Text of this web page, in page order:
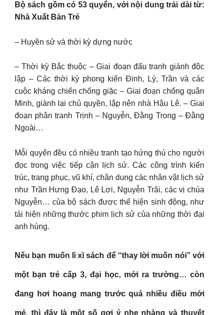
Bộ sách gồm có 53 quyển, với nội dung trải dài từ:
Nhà Xuất Bản Trẻ
– Huyền sử và thời kỳ dựng nước
– Thời kỳ Bắc thuộc – Giai đoạn đấu tranh giành độc
lập – Các thời kỳ phong kiến Đinh, Lý, Trần và các
cuộc kháng chiến chống giặc – Giai đoạn chống quân
Minh, giành lại chủ quyền, lập nên nhà Hậu Lê. – Giai
đoạn phân tranh Trịnh – Nguyễn, Đằng Trong – Đằng
Ngoài…
Mỗi quyển đều có nhiều tranh tạo hứng thú cho người
đọc trong việc tiếp cận lịch sử. Các công trình kiến
trúc, trang phục, vũ khí, chân dung các nhân vật lịch sử
như Trần Hưng Đạo, Lê Lợi, Nguyễn Trãi, các vị chúa
Nguyễn… của bộ sách được thể hiện sinh động, như
tái hiện những thước phim lịch sử của những thời đại
anh hùng.
Nếu bạn muốn lì xì sách để “thay lời muốn nói” với
một bạn trẻ cấp 3, đại học, mới ra trường… còn
đang hơi hoang mang trước quá nhiều điều mới
mẻ, thì đây là một số gợi ý nhẹ nhàng và thuyết